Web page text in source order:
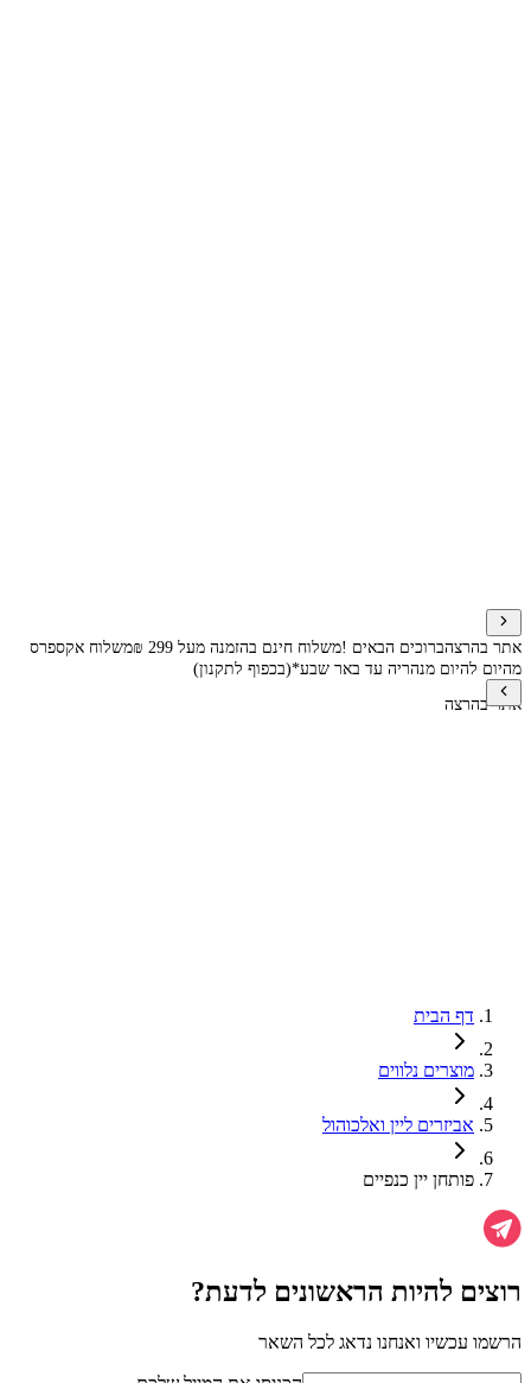
אתר בהרצהברוכים הבאים !משלוח חינם בהזמנה מעל 299 ₪
משלוח אקספרס
מהיום להיום מנהריה עד באר שבע*(בכפוף לתקנון)
אתר בהרצה
דף הבית
מוצרים נלווים
אביזרים ליין ואלכוהול
פותחן יין כנפיים
רוצים להיות הראשונים לדעת?
הרשמו עכשיו ואנחנו נדאג לכל השאר